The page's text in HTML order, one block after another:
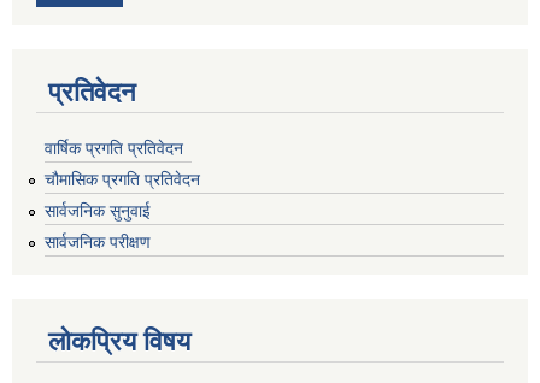
प्रतिवेदन
वार्षिक प्रगति प्रतिवेदन
चौमासिक प्रगति प्रतिवेदन
सार्वजनिक सुनुवाई
सार्वजनिक परीक्षण
लोकप्रिय विषय